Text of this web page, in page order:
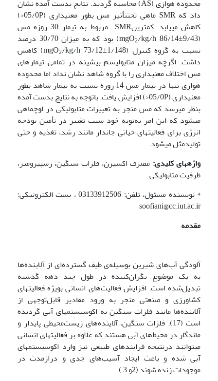
محدوده هوازی (AS) محاسبه گردید. نتایج بدست آمده نشان
داد که SMR ماهی تحت­تأثیر مس بطور معنی­داری (05/0P<)
کاهش می­یابد. کمترینSMR مربوط به تیمار 30 روزه مس
(mgO
2
/kg/h 86/14±9/43) بود که به میزان 30/70 درصد
نسبت به گروه کنترل (mgO
2
/kg/h 73/12±1/148) کاهش
داشت. اگرچه میزان متابولیسم بیشینه در تمامی تیمارهای
مس اختلاف معنی­داری را با گروه شاهد نشان نداد اما محدوده
هوازی تنها در تیمار مس 14 روزه نسبت به تیمار شاهد بطور
معنی­داری (05/0P<) افزایش یافت. باتوجه به نتایج بدست آمده
بنظر می­رسد که مس منجر به تغییرات متابولیکی در لوچ­ماهی
می­شود که این امر به‌نوبه خود سبب تغییر در تأمین بودجه
انرژی برای فعالیت­های حیاتی جاندار مانند رشد، تغذیه و حتی
تولیدمثل می­شود.
واژه­های کلیدی: مصرف اکسیژن، فلزات سنگین، رسپیرومتر،
ظرفیت متابولیکی
* نویسنده مسئول، تلفن: 03133912506 ، پست الکترونیکی:
soofiani@cc.iut.ac.ir
مقدمه
آلودگی آب‌های شیرین بوسیله‌ی طیف گسترده‌ای از آلاینده‌ها
به یک موضوع نگران‌کننده در طول چند دهه گذشته
تبدیل‌شده است. افزایش فعالیت‌های انسانی بویژه فعالیت­های
کشاورزی و صنعتی منجر به ورود مقادیر قابل‌توجهی از
آلاینده‌ها مانند فلزات سنگین به اکوسیستم­های آبی گردیده
است (17). فلزات سنگین، آلاینده‌های زیست‌محیطی پایدار و
ماندگار در محیط‌های آبی هستند که علاوه بر فعالیت­های انسانی
می­توانند درنتیجه فرایند­های طبیعی نیز وارد اکوسیستم­های
آبی شده و باعث ایجاد آسیب‌های جدی و درازمدت در
موجودات زنده ‌شوند (2و 3 ).